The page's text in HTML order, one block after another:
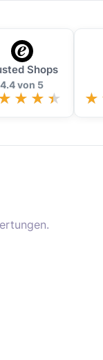
Shops
4.4 von 5